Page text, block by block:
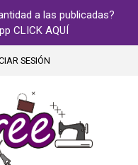
a las publicadas?
CLICK AQUÍ
SESIÓN